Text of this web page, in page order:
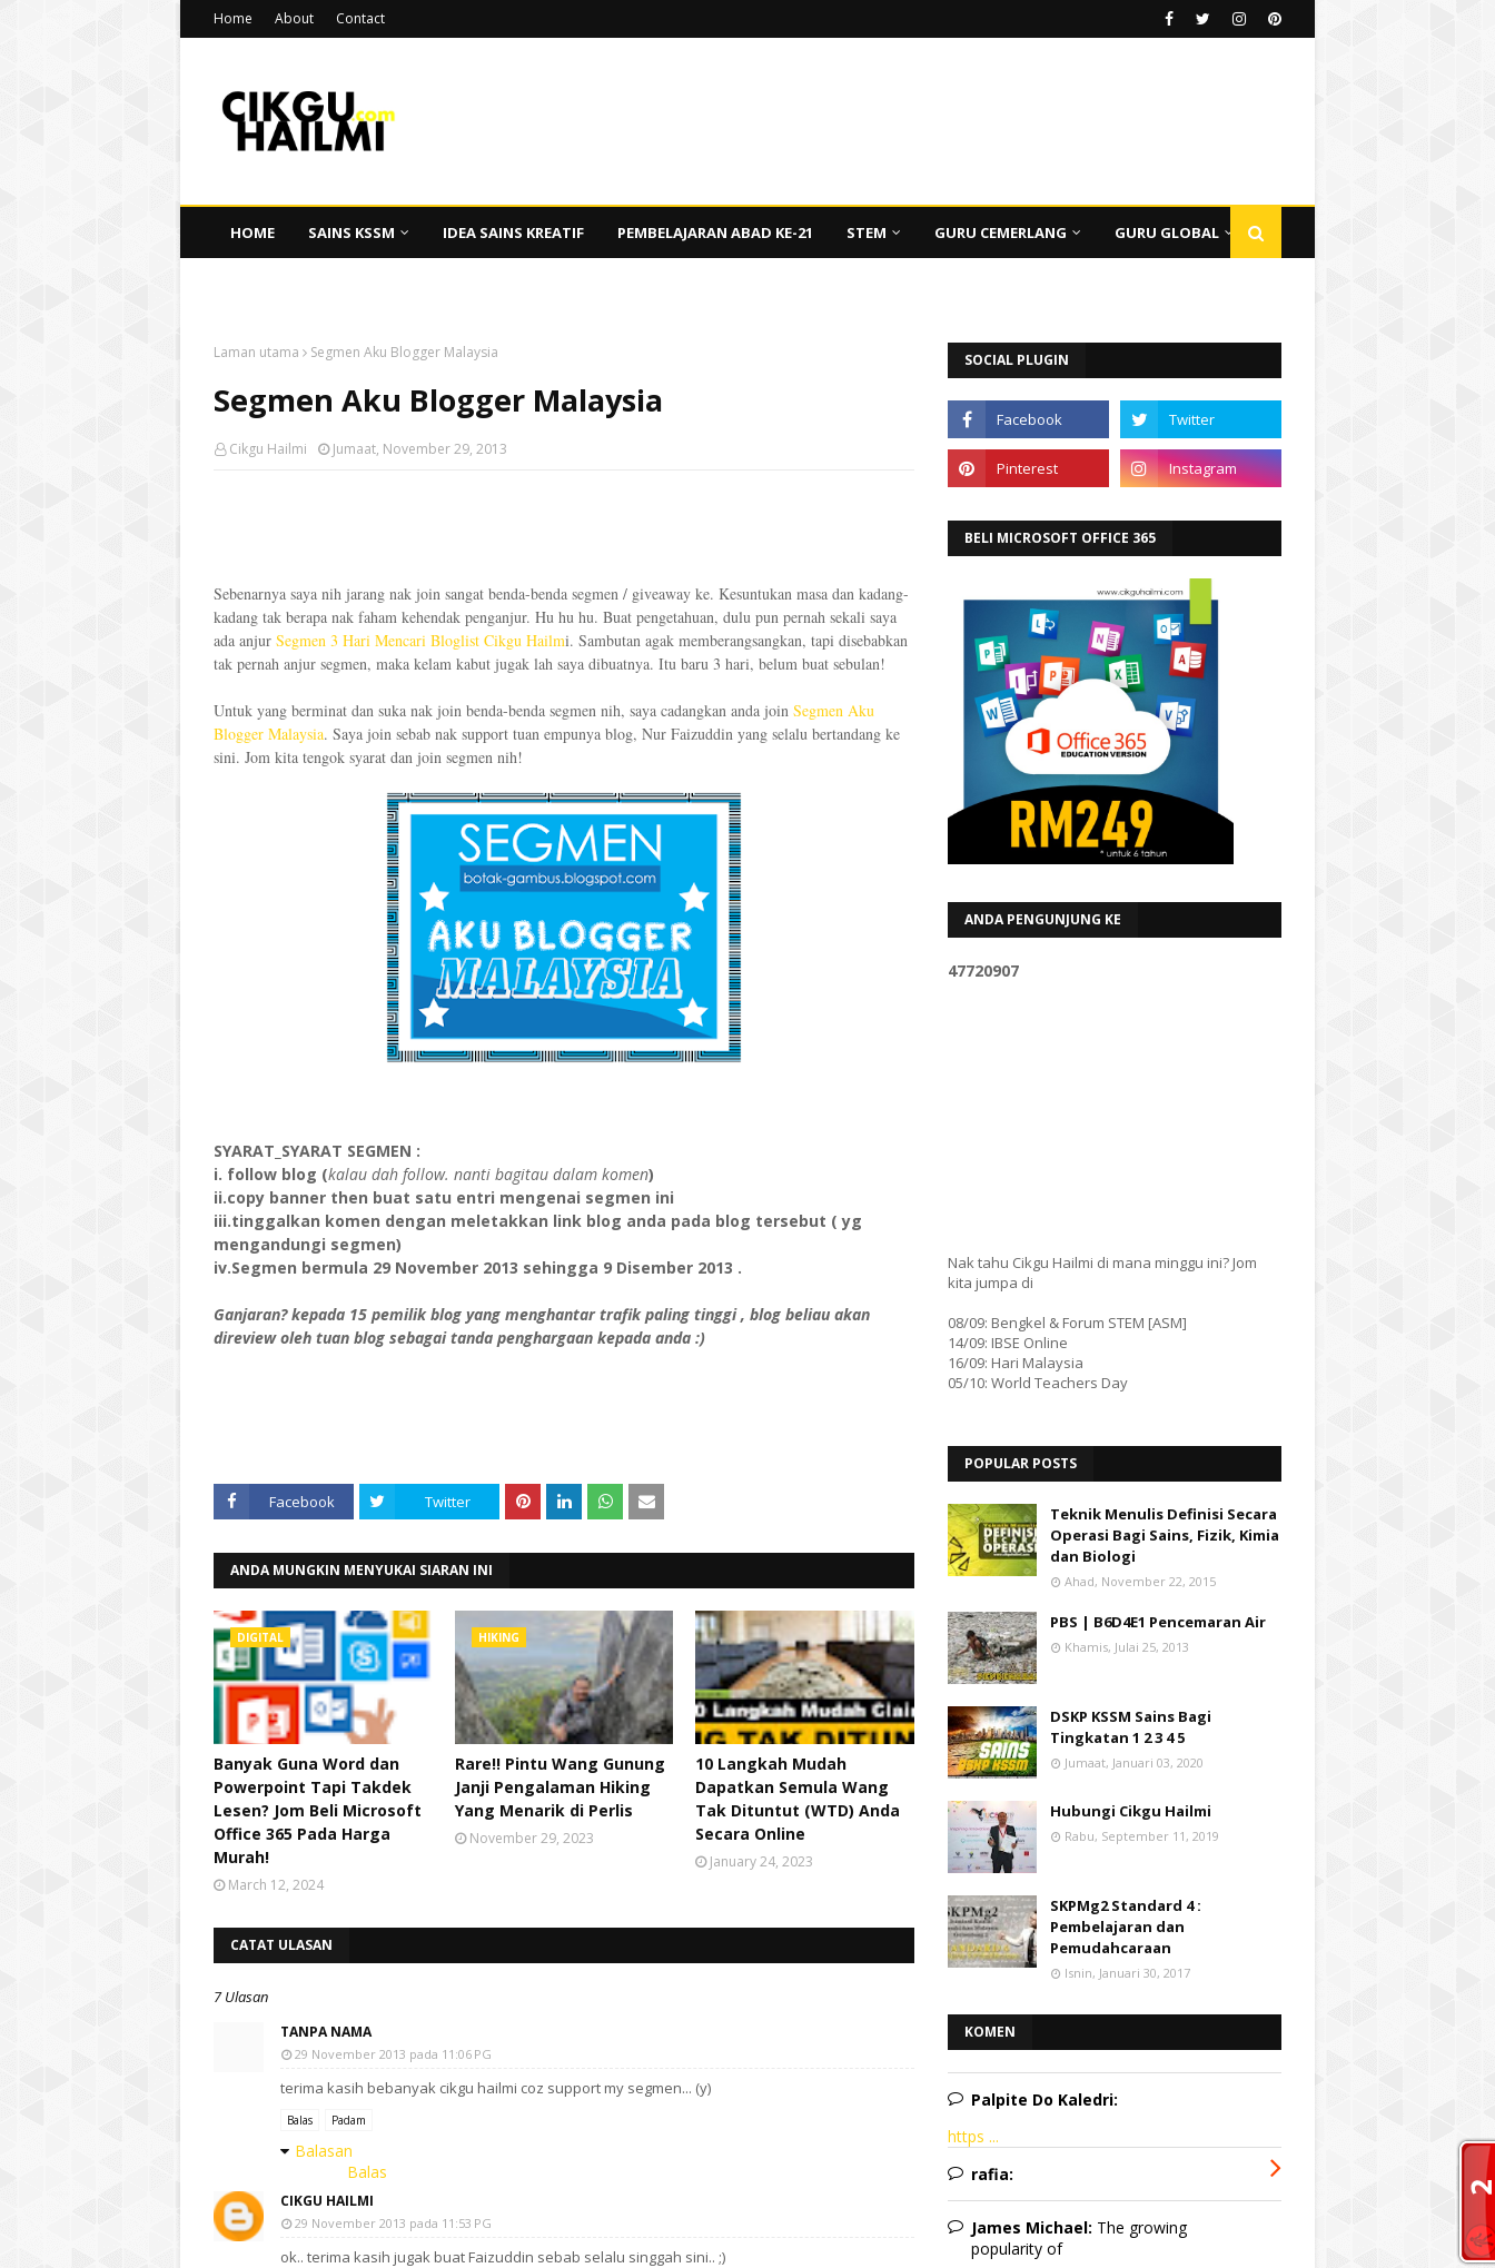
Home About Contact
HOME SAINS KSSM IDEA SAINS KREATIF PEMBELAJARAN ABAD KE-21 STEM GURU CEMERLANG GURU GLOBAL
Laman utama Segmen Aku Blogger Malaysia
Segmen Aku Blogger Malaysia
Cikgu Hailmi Jumaat, November 29, 2013
Sebenarnya saya nih jarang nak join sangat benda-benda segmen / giveaway ke. Kesuntukan masa dan kadang-
kadang tak berapa nak faham kehendak penganjur. Hu hu hu. Buat pengetahuan, dulu pun pernah sekali saya
ada anjur Segmen 3 Hari Mencari Bloglist Cikgu Hailmi. Sambutan agak memberangsangkan, tapi disebabkan
tak pernah anjur segmen, maka kelam kabut jugak lah saya dibuatnya. Itu baru 3 hari, belum buat sebulan!
Untuk yang berminat dan suka nak join benda-benda segmen nih, saya cadangkan anda join Segmen Aku
Blogger Malaysia. Saya join sebab nak support tuan empunya blog, Nur Faizuddin yang selalu bertandang ke
sini. Jom kita tengok syarat dan join segmen nih!
SYARAT_SYARAT SEGMEN :
i. follow blog (kalau dah follow. nanti bagitau dalam komen)
ii.copy banner then buat satu entri mengenai segmen ini
iii.tinggalkan komen dengan meletakkan link blog anda pada blog tersebut ( yg
mengandungi segmen)
iv.Segmen bermula 29 November 2013 sehingga 9 Disember 2013 .
Ganjaran? kepada 15 pemilik blog yang menghantar trafik paling tinggi , blog beliau akan
direview oleh tuan blog sebagai tanda penghargaan kepada anda :)
Facebook Twitter
ANDA MUNGKIN MENYUKAI SIARAN INI
DIGITAL
Banyak Guna Word dan
Powerpoint Tapi Takdek
Lesen? Jom Beli Microsoft
Office 365 Pada Harga
Murah!
March 12, 2024
HIKING
Rare!! Pintu Wang Gunung
Janji Pengalaman Hiking
Yang Menarik di Perlis
November 29, 2023
10 Langkah Mudah
Dapatkan Semula Wang
Tak Dituntut (WTD) Anda
Secara Online
January 24, 2023
CATAT ULASAN
7 Ulasan
TANPA NAMA
29 November 2013 pada 11:06 PG
terima kasih bebanyak cikgu hailmi coz support my segmen... (y)
Balas Padam
Balasan
Balas
CIKGU HAILMI
29 November 2013 pada 11:53 PG
ok.. terima kasih jugak buat Faizuddin sebab selalu singgah sini.. ;)
SOCIAL PLUGIN
BELI MICROSOFT OFFICE 365
ANDA PENGUNJUNG KE
47720907
Nak tahu Cikgu Hailmi di mana minggu ini? Jom
kita jumpa di
08/09: Bengkel & Forum STEM [ASM]
14/09: IBSE Online
16/09: Hari Malaysia
05/10: World Teachers Day
POPULAR POSTS
Teknik Menulis Definisi Secara
Operasi Bagi Sains, Fizik, Kimia
dan Biologi
Ahad, November 22, 2015
PBS | B6D4E1 Pencemaran Air
Khamis, Julai 25, 2013
DSKP KSSM Sains Bagi
Tingkatan 1 2 3 4 5
Jumaat, Januari 03, 2020
Hubungi Cikgu Hailmi
Rabu, September 11, 2019
SKPMg2 Standard 4 :
Pembelajaran dan
Pemudahcaraan
Isnin, Januari 30, 2017
KOMEN
Palpite Do Kaledri:
https ...
rafia:
James Michael: The growing
popularity of